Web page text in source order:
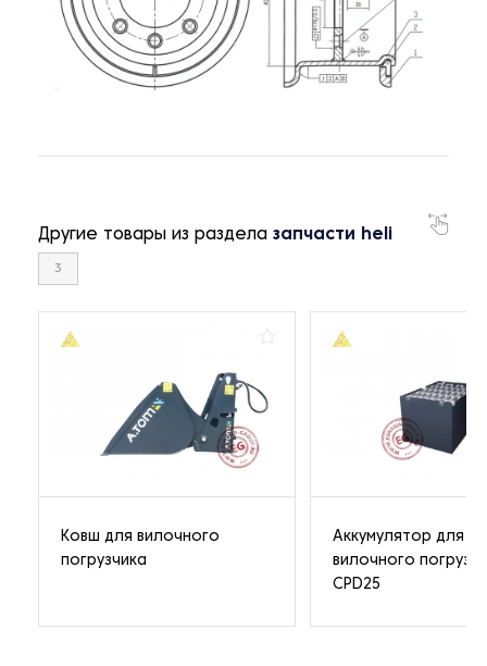
Другие товары из раздела запчасти heli
3
Ковш для вилочного
погрузчика
Аккумулятор для
вилочного
CPD25